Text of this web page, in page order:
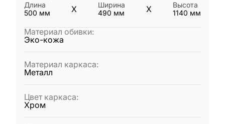
Длина
500 мм X
Ширина
490 мм X
Высота
1140 мм
Материал обивки:
Эко-кожа
Материал каркаса:
Металл
Цвет каркаса:
Хром